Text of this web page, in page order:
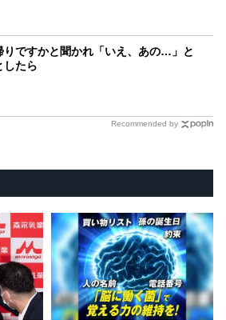
りですかと聞かれ「いえ、あの…」と
したら
Recommended by